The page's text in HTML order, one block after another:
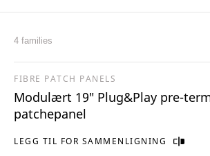
4 families
LEGG TIL FOR SAMMENLIGNING
FIBRE PATCH PANELS
Modulært 19″ Plug&Play pre-
patchepanel